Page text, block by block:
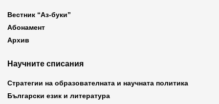
Вестник “Аз-буки”
Абонамент
Архив
Научните списания
Стратегии на образователната и научната политика
Български език и литература